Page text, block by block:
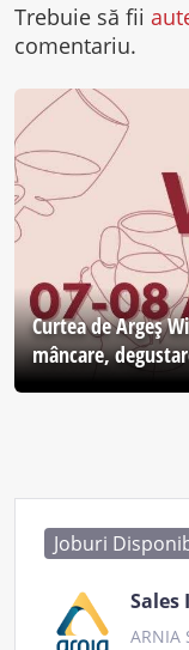
Trebuie să fii
comentariu.
Curtea de Argeş
mâncare,
Joburi
Sales
ARNIA